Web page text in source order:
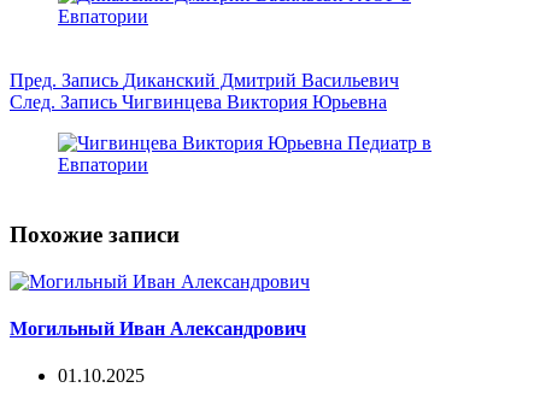
Пред. Запись Диканский Дмитрий Васильевич
След. Запись Чигвинцева Виктория Юрьевна
Похожие записи
Могильный Иван Александрович
01.10.2025